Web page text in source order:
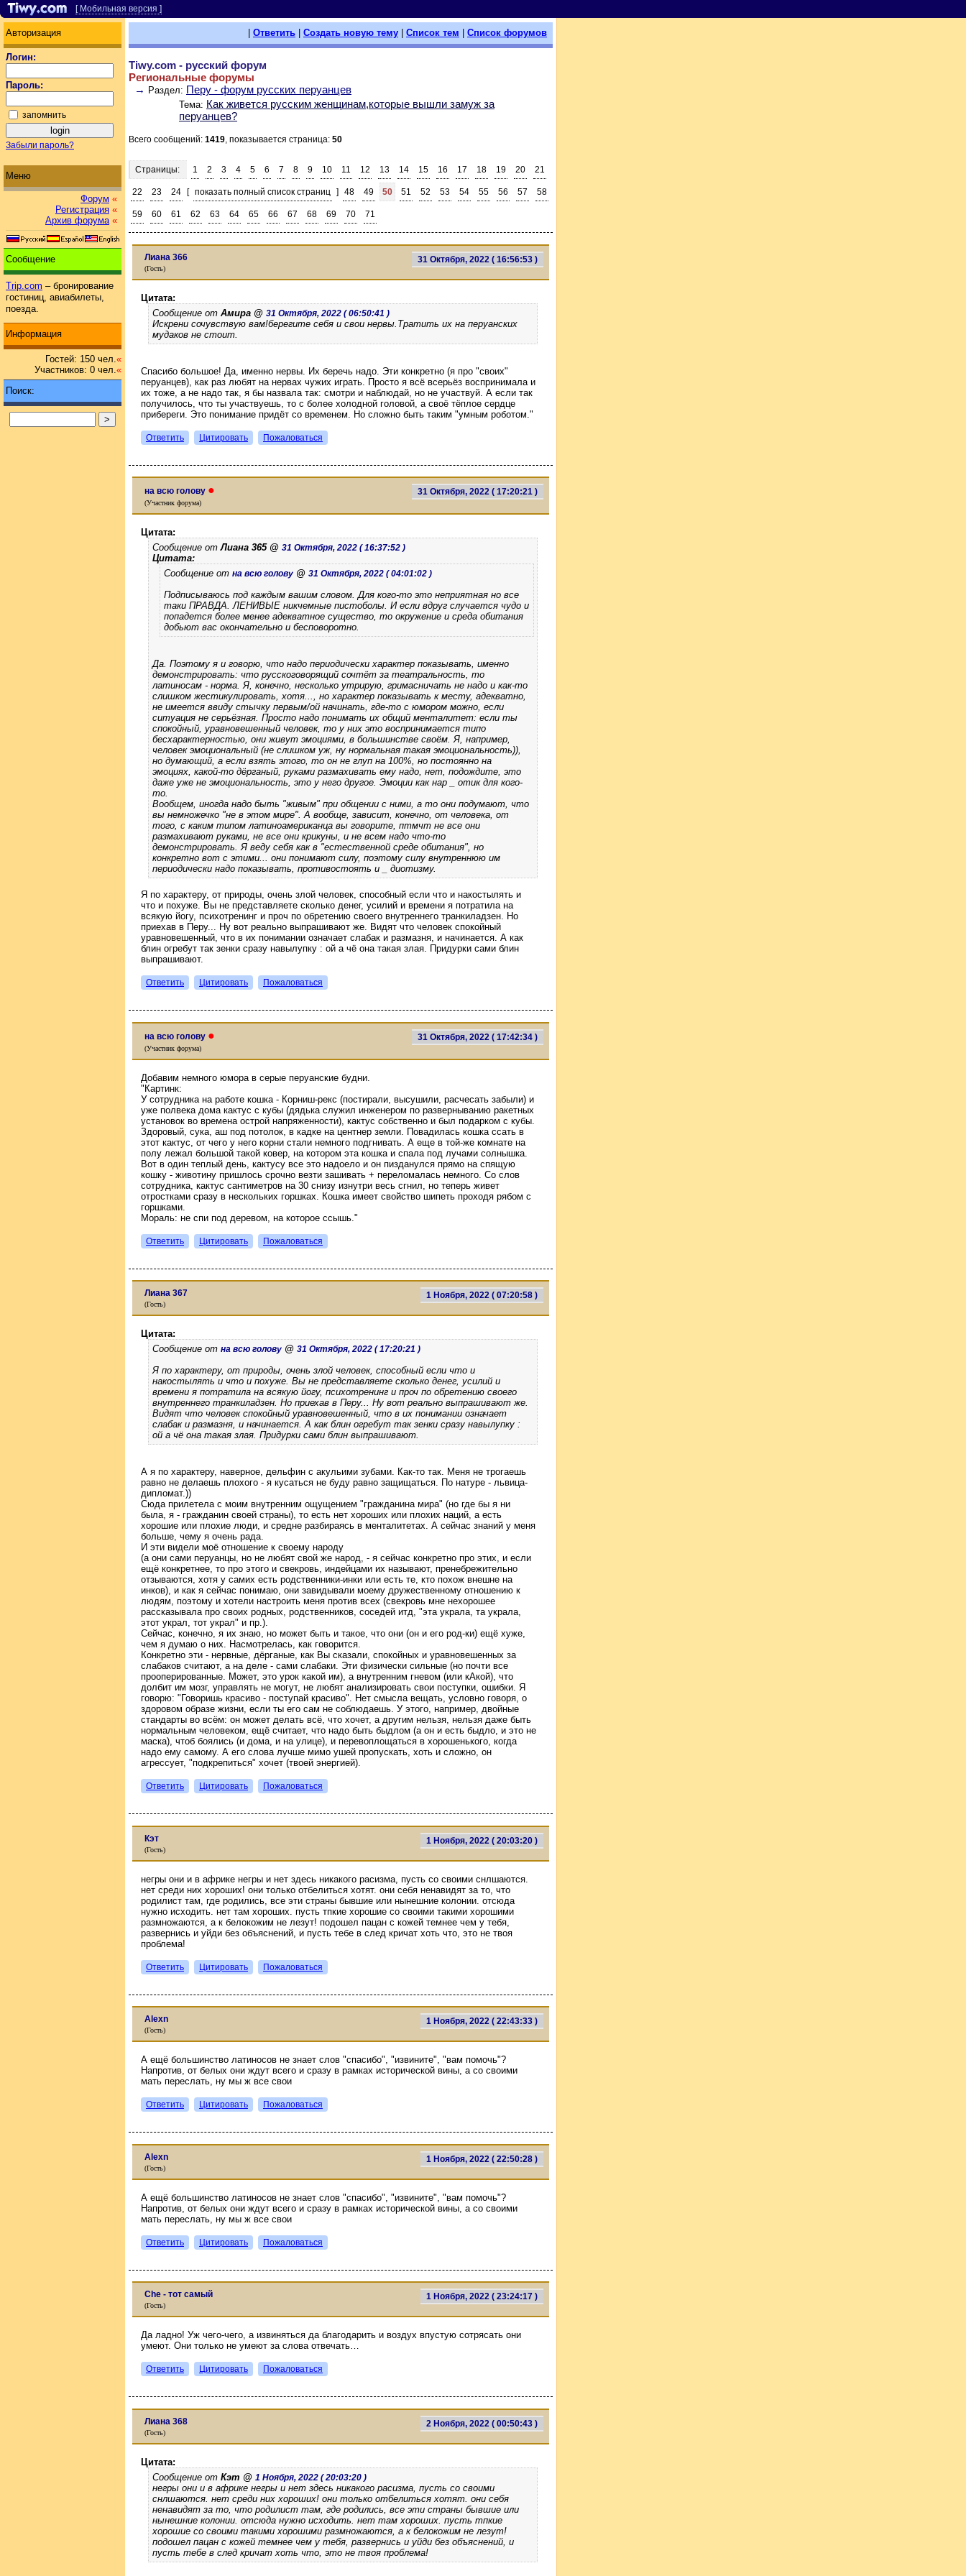
[ Мобильная версия ]
Авторизация
Логин:
Пароль:
запомнить
Забыли пароль?
Меню
Форум «
Регистрация «
Архив форума «
Сообщение
Trip.com – бронирование
гостиниц, авиабилеты,
поезда.
Информация
Гостей: 150 чел.«
Участников: 0 чел.«
Поиск:
Ответить Создать новую тему Список тем Список форумов
Tiwy.com - русский форум
Региональные форумы
→ Раздел: Перу - форум русских перуанцев
Тема: Как живется русским женщинам,которые вышли замуж за
перуанцев?
Всего сообщений: 1419, показывается страница: 50
Страницы: 1 2 3 4 5 6 7 8 9 10 11 12 13 14 15 16 17 18 19 20 21
22 23 24 [ показать полный список страниц ] 48 49 50 51 52 53 54 55 56 57 58
59 60 61 62 63 64 65 66 67 68 69 70 71
31 Октября, 2022 ( 16:56:53 )
Лиана 366
(Гость)
Цитата:
Сообщение от Амира @ 31 Октября, 2022 ( 06:50:41 )
Искрени сочувствую вам!берегите себя и свои нервы.Тратить их на перуанских
мудаков не стоит.
Спасибо большое! Да, именно нервы. Их беречь надо. Эти конкретно (я про "своих"
перуанцев), как раз любят на нервах чужих играть. Просто я всё всерьёз воспринимала и
их тоже, а не надо так, я бы назвала так: смотри и наблюдай, но не участвуй. А если так
получилось, что ты участвуешь, то с более холодной головой, а своё тёплое сердце
прибереги. Это понимание придёт со временем. Но сложно быть таким "умным роботом."
Ответить Цитировать Пожаловаться
31 Октября, 2022 ( 17:20:21 )
на всю голову ●
(Участник форума)
Цитата:
Сообщение отЛиана 365 @ 31 Октября, 2022 ( 16:37:52 )
Цитата:
Сообщение от на всю голову @ 31 Октября, 2022 ( 04:01:02 )
Подписываюсь под каждым вашим словом. Для кого-то это неприятная но все
таки ПРАВДА. ЛЕНИВЫЕ никчемные пистоболы. И если вдруг случается чудо и
попадется более менее адекватное существо, то окружение и среда обитания
добьют вас окончательно и бесповоротно.
Да. Поэтому я и говорю, что надо периодически характер показывать, именно
демонстрировать: что русскоговорящий сочтёт за театральность, то
латиносам - норма. Я, конечно, несколько утрирую, гримасничать не надо и как-то
слишком жестикулировать, хотя..., но характер показывать к месту, адекватно,
не имеется ввиду стычку первым/ой начинать, где-то с юмором можно, если
ситуация не серьёзная. Просто надо понимать их общий менталитет: если ты
спокойный, уравновешенный человек, то у них это воспринимается типо
бесхарактерностью, они живут эмоциями, в большинстве своём. Я, например,
человек эмоциональный (не слишком уж, ну нормальная такая эмоциональность)),
но думающий, а если взять этого, то он не глуп на 100%, но постоянно на
эмоциях, какой-то дёрганый, руками размахивать ему надо, нет, подождите, это
даже уже не эмоциональность, это у него другое. Эмоции как нар _ отик для кого-
то.
Вообщем, иногда надо быть "живым" при общении с ними, а то они подумают, что
вы немножечко "не в этом мире". А вообще, зависит, конечно, от человека, от
того, с каким типом латиноамериканца вы говорите, птмчт не все они
размахивают руками, не все они крикуны, и не всем надо что-то
демонстрировать. Я веду себя как в "естественной среде обитания", но
конкретно вот с этими... они понимают силу, поэтому силу внутреннюю им
периодически надо показывать, противостоять и _ диотизму.
Я по характеру, от природы, очень злой человек, способный если что и накостылять и
что и похуже. Вы не представляете сколько денег, усилий и времени я потратила на
всякую йогу, психотренинг и проч по обретению своего внутреннего транкиладзен. Но
приехав в Перу... Ну вот реально выпрашивают же. Видят что человек спокойный
уравновешенный, что в их понимании означает слабак и размазня, и начинается. А как
блин огребут так зенки сразу навылупку : ой а чё она такая злая. Придурки сами блин
выпрашивают.
Ответить Цитировать Пожаловаться
31 Октября, 2022 ( 17:42:34 )
на всю голову ●
(Участник форума)
Добавим немного юмора в серые перуанские будни.
"Картинк:
У сотрудника на работе кошка - Корниш-рекс (постирали, высушили, расчесать забыли) и
уже полвека дома кактус с кубы (дядька служил инженером по разверныванию ракетных
установок во времена острой напряженности), кактус собственно и был подарком с кубы.
Здоровый, сука, аш под потолок, в кадке на центнер земли. Повадилась кошка ссать в
этот кактус, от чего у него корни стали немного подгнивать. А еще в той-же комнате на
полу лежал большой такой ковер, на котором эта кошка и спала под лучами солнышка.
Вот в один теплый день, кактусу все это надоело и он пизданулся прямо на спящую
кошку - животину пришлось срочно везти зашивать + переломалась немного. Со слов
сотрудника, кактус сантиметров на 30 снизу изнутри весь сгнил, но теперь живет
отростками сразу в нескольких горшках. Кошка имеет свойство шипеть проходя рябом с
горшками.
Мораль: не спи под деревом, на которое ссышь."
Ответить Цитировать Пожаловаться
1 Ноября, 2022 ( 07:20:58 )
Лиана 367
(Гость)
Цитата:
Сообщение от на всю голову @ 31 Октября, 2022 ( 17:20:21 )
Я по характеру, от природы, очень злой человек, способный если что и
накостылять и что и похуже. Вы не представляете сколько денег, усилий и
времени я потратила на всякую йогу, психотренинг и проч по обретению своего
внутреннего транкиладзен. Но приехав в Перу... Ну вот реально выпрашивают же.
Видят что человек спокойный уравновешенный, что в их понимании означает
слабак и размазня, и начинается. А как блин огребут так зенки сразу навылупку :
ой а чё она такая злая. Придурки сами блин выпрашивают.
А я по характеру, наверное, дельфин с акульими зубами. Как-то так. Меня не трогаешь
равно не делаешь плохого - я кусаться не буду равно защищаться. По натуре - львица-
дипломат.))
Сюда прилетела с моим внутренним ощущением "гражданина мира" (но где бы я ни
была, я - гражданин своей страны), то есть нет хороших или плохих наций, а есть
хорошие или плохие люди, и средне разбираясь в менталитетах. А сейчас знаний у меня
больше, чему я очень рада.
И эти видели моё отношение к своему народу
(а они сами перуанцы, но не любят свой же народ, - я сейчас конкретно про этих, и если
ещё конкретнее, то про этого и свекровь, индейцами их называют, пренебрежительно
отзываются, хотя у самих есть родственники-инки или есть те, кто похож внешне на
инков), и как я сейчас понимаю, они завидывали моему дружественному отношению к
людям, поэтому и хотели настроить меня против всех (свекровь мне нехорошее
рассказывала про своих родных, родственников, соседей итд, "эта украла, та украла,
этот украл, тот украл" и пр.).
Сейчас, конечно, я их знаю, но может быть и такое, что они (он и его род-ки) ещё хуже,
чем я думаю о них. Насмотрелась, как говорится.
Конкретно эти - нервные, дёрганые, как Вы сказали, спокойных и уравновешенных за
слабаков считают, а на деле - сами слабаки. Эти физически сильные (но почти все
прооперированные. Может, это урок какой им), а внутренним гневом (или кАкой), что
долбит им мозг, управлять не могут, не любят анализировать свои поступки, ошибки. Я
говорю: "Говоришь красиво - поступай красиво". Нет смысла вещать, условно говоря, о
здоровом образе жизни, если ты его сам не соблюдаешь. У этого, например, двойные
стандарты во всём: он может делать всё, что хочет, а другим нельзя, нельзя даже быть
нормальным человеком, ещё считает, что надо быть быдлом (а он и есть быдло, и это не
маска), чтоб боялись (и дома, и на улице), и перевоплощаться в хорошенького, когда
надо ему самому. А его слова лучше мимо ушей пропускать, хоть и сложно, он
агрессует, "подкрепиться" хочет (твоей энергией).
Ответить Цитировать Пожаловаться
1 Ноября, 2022 ( 20:03:20 )
Кэт
(Гость)
негры они и в африке негры и нет здесь никакого расизма, пусть со своими снлшаются.
нет среди них хороших! они только отбелиться хотят. они себя ненавидят за то, что
родилист там, где родились, все эти страны бывшие или нынешние колонии. отсюда
нужно исходить. нет там хороших. пусть тпкие хорошие со своими такими хорошими
размножаются, а к белокожим не лезут! подошел пацан с кожей темнее чем у тебя,
развернись и уйди без объяснений, и пусть тебе в след кричат хоть что, это не твоя
проблема!
Ответить Цитировать Пожаловаться
1 Ноября, 2022 ( 22:43:33 )
Alexn
(Гость)
А ещё большинство латиносов не знает слов "спасибо", "извините", "вам помочь"?
Напротив, от белых они ждут всего и сразу в рамках исторической вины, а со своими
мать переслать, ну мы ж все свои
Ответить Цитировать Пожаловаться
1 Ноября, 2022 ( 22:50:28 )
Alexn
(Гость)
А ещё большинство латиносов не знает слов "спасибо", "извините", "вам помочь"?
Напротив, от белых они ждут всего и сразу в рамках исторической вины, а со своими
мать переслать, ну мы ж все свои
Ответить Цитировать Пожаловаться
1 Ноября, 2022 ( 23:24:17 )
Che - тот самый
(Гость)
Да ладно! Уж чего-чего, а извиняться да благодарить и воздух впустую сотрясать они
умеют. Они только не умеют за слова отвечать…
Ответить Цитировать Пожаловаться
2 Ноября, 2022 ( 00:50:43 )
Лиана 368
(Гость)
Цитата:
Сообщение от Кэт @ 1 Ноября, 2022 ( 20:03:20 )
негры они и в африке негры и нет здесь никакого расизма, пусть со своими
снлшаются. нет среди них хороших! они только отбелиться хотят. они себя
ненавидят за то, что родилист там, где родились, все эти страны бывшие или
нынешние колонии. отсюда нужно исходить. нет там хороших. пусть тпкие
хорошие со своими такими хорошими размножаются, а к белокожим не лезут!
подошел пацан с кожей темнее чем у тебя, развернись и уйди без объяснений, и
пусть тебе в след кричат хоть что, это не твоя проблема!